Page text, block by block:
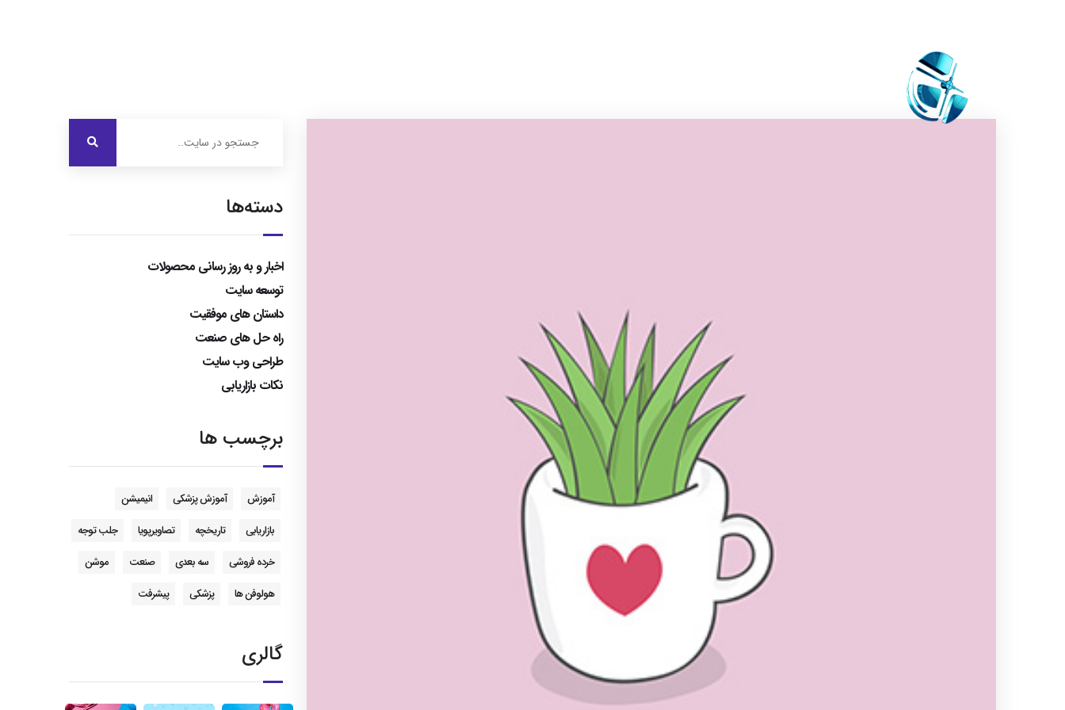
دسته‌ها
اخبار و به روز رسانی محصولات
توسعه سایت
داستان های موفقیت
راه حل های صنعت
طراحی وب سایت
نکات بازاریابی
برچسب ها
آموزش آموزش پزشکی
انیمیشن
بازاریابی
تاریخچه تصاویرپویا
جلب توجه
خرده فروشی
سه بعدی صنعت
موشن
هولوفن ها
پزشکی پیشرفت
گالری